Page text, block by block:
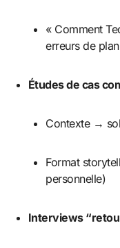
« Comment
erreurs de
Études de cas
Contexte →
Format storytelling (idéal pour sa marque
personnelle)
Interviews